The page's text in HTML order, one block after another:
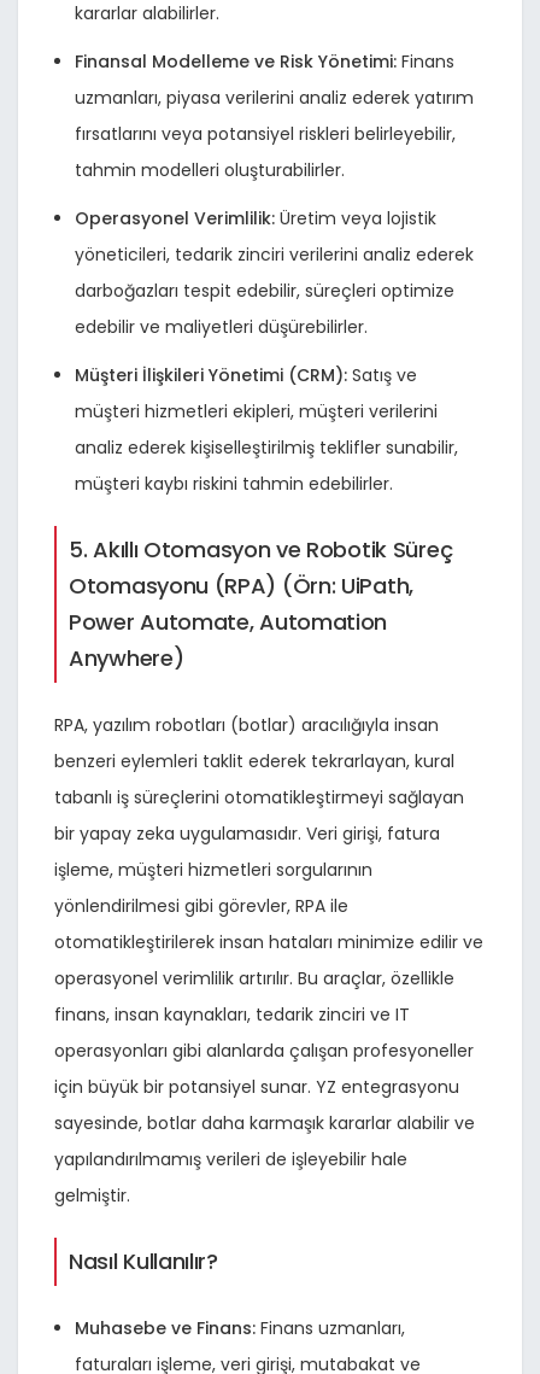
kararlar alabilirler.
Finansal Modelleme ve Risk Yönetimi: Finans
uzmanları, piyasa verilerini analiz ederek yatırım
fırsatlarını veya potansiyel riskleri belirleyebilir,
tahmin modelleri oluşturabilirler.
Operasyonel Verimlilik: Üretim veya lojistik
yöneticileri, tedarik zinciri verilerini analiz ederek
darboğazları tespit edebilir, süreçleri optimize
edebilir ve maliyetleri düşürebilirler.
Müşteri İlişkileri Yönetimi (CRM): Satış ve
müşteri hizmetleri ekipleri, müşteri verilerini
analiz ederek kişiselleştirilmiş teklifler sunabilir,
müşteri kaybı riskini tahmin edebilirler.
5. Akıllı Otomasyon ve Robotik Süreç
Otomasyonu (RPA) (Örn: UiPath,
Power Automate, Automation
Anywhere)
RPA, yazılım robotları (botlar) aracılığıyla insan
benzeri eylemleri taklit ederek tekrarlayan, kural
tabanlı iş süreçlerini otomatikleştirmeyi sağlayan
bir yapay zeka uygulamasıdır. Veri girişi, fatura
işleme, müşteri hizmetleri sorgularının
yönlendirilmesi gibi görevler, RPA ile
otomatikleştirilerek insan hataları minimize edilir ve
operasyonel verimlilik artırılır. Bu araçlar, özellikle
finans, insan kaynakları, tedarik zinciri ve IT
operasyonları gibi alanlarda çalışan profesyoneller
için büyük bir potansiyel sunar. YZ entegrasyonu
sayesinde, botlar daha karmaşık kararlar alabilir ve
yapılandırılmamış verileri de işleyebilir hale
gelmiştir.
Nasıl Kullanılır?
Muhasebe ve Finans: Finans uzmanları,
faturaları işleme, veri girişi, mutabakat ve